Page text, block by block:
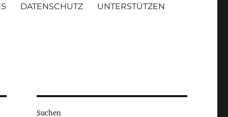
DATENSCHUTZ UNTERSTÜTZEN
Suchen